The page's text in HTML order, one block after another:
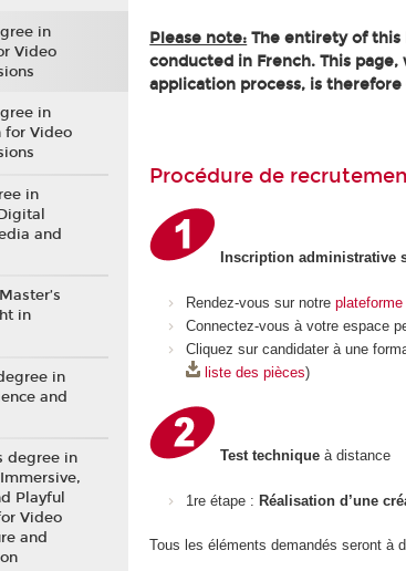
Please note: The entirety of this
conducted in French. This
application process, is
Procédure de
Inscription administrative
Rendez-vous sur notre
Connectez-vous à votre espace
Cliquez sur candidater à une
liste des pièces)
Test technique à distance
1re étape : Réalisation d’une
Tous les éléments demandés seront à
in
Video
in
for Video
in
and
in
in
and
degree in
Playful
Video
and